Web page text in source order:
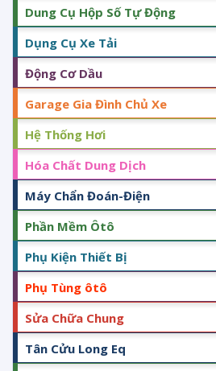
Dung Cụ Hộp Số Tự Động
Dụng Cụ Xe Tải
Động Cơ Dầu
Garage Gia Đình Chủ Xe
Hệ Thống Hơi
Hóa Chất Dung Dịch
Máy Chẩn Đoán-Điện
Phần Mềm Ôtô
Phụ Kiện Thiết Bị
Phụ Tùng ôtô
Sửa Chữa Chung
Tân Cửu Long Eq